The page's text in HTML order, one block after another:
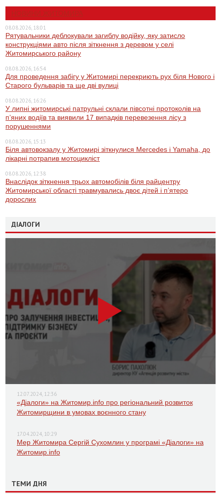
НОВИНИ ЖИТОМИРА
08.08.2026, 18:01
Рятувальники деблокували загиблу водійку, яку затисло
конструкціями авто після зіткнення з деревом у селі
Житомирського району
08.08.2026, 16:54
Для проведення забігу у Житомирі перекриють рух біля Нового і
Старого бульварів та ще дві вулиці
08.08.2026, 16:26
У липні житомирські патрульні склали півсотні протоколів на
пʼяних водіїв та виявили 17 випадків перевезення лісу з
порушеннями
08.08.2026, 15:13
Біля автовокзалу у Житомирі зіткнулися Mercedes і Yamaha, до
лікарні потрапив мотоцикліст
08.08.2026, 12:38
Внаслідок зіткнення трьох автомобілів біля райцентру
Житомирської області травмувались двоє дітей і пʼятеро
дорослих
ДІАЛОГИ
12.07.2024, 12:36
«Діалоги» на Житомир.info про регіональний розвиток
Житомирщини в умовах воєнного стану
17.04.2024, 10:29
Мер Житомира Сергій Сухомлин у програмі «Діалоги» на
Житомир.info
ТЕМИ ДНЯ